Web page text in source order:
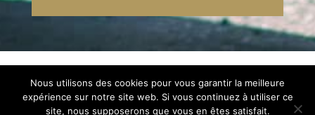
Politique de Confidentialité
Plan du Site
Création Site Internet Saint-Etienne |
Nous utilisons des cookies pour vous garantir la meilleure
expérience sur notre site web. Si vous continuez à utiliser ce
site, nous supposerons que vous en êtes satisfait.